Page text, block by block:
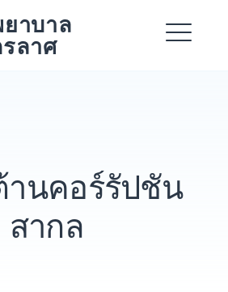
าบาล
ลาศ
นคอร์รัปชัน
สากล